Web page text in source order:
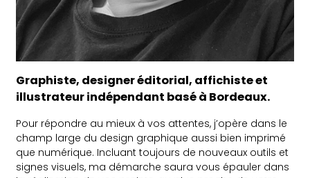
Graphiste, designer éditorial, affichiste et
illustrateur indépendant basé à Bordeaux.
Pour répondre au mieux à vos attentes, j’opère dans le
champ large du design graphique aussi bien imprimé
que numérique. Incluant toujours de nouveaux outils et
signes visuels, ma démarche saura vous épauler dans